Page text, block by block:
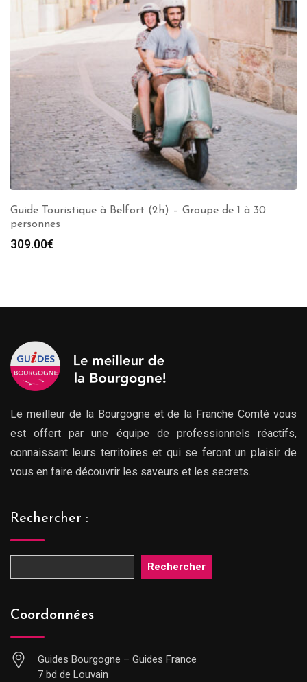
Guide Touristique à Belfort (2h) – Groupe de 1 à 30
personnes
309.00€
Le meilleur de la Bourgogne et de la Franche Comté vous
est offert par une équipe de professionnels réactifs,
connaissant leurs territoires et qui se feront un plaisir de
vous en faire découvrir les saveurs et les secrets.
Rechercher :
Rechercher
Coordonnées
Guides Bourgogne – Guides France
7 bd de Louvain